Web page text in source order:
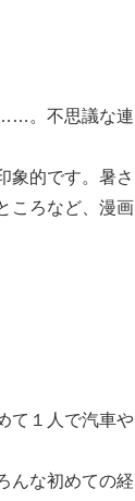
……。不思議な連
象的です。暑さ
ころなど、漫画
て１人で汽車や
んな初めての経